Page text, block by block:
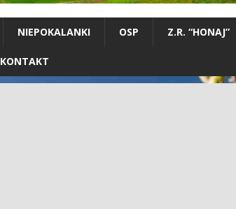
NIEPOKALANKI OSP Z.R. “HONAJ”
KONTAKT